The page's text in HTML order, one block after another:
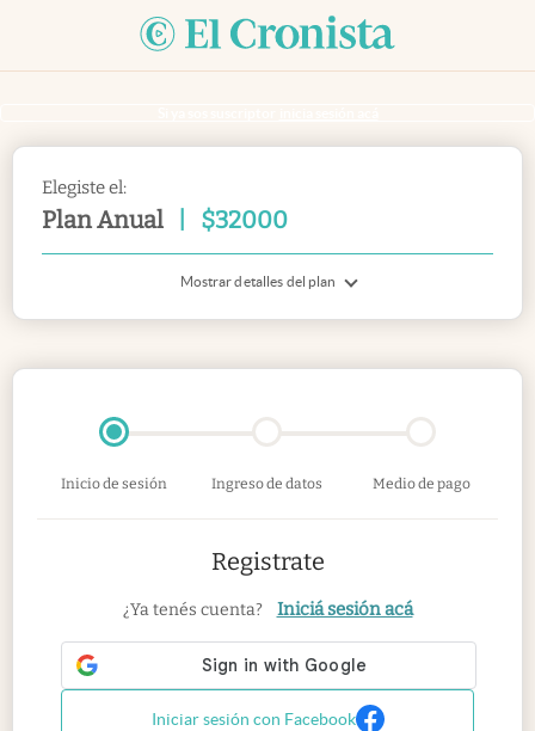
Elegiste el:
Plan Anual $32000
Mostrar detalles del plan
Inicio de sesión Ingreso de datos Medio de pago
Registrate
¿Ya tenés cuenta? Iniciá sesión acá
Iniciar sesión con Facebook